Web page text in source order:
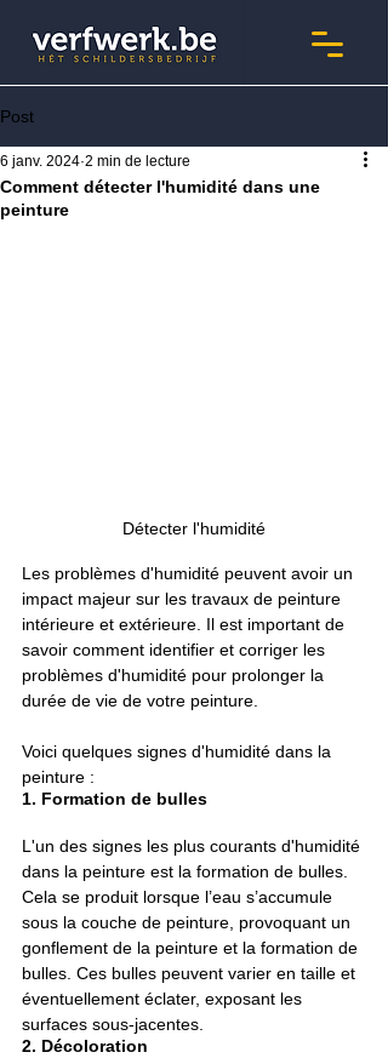
Post
Comment détecter l'humidité dans une
peinture
6 janv. 2024 2 min de lecture
Détecter l'humidité
Les problèmes d'humidité peuvent avoir un
impact majeur sur les travaux de peinture
intérieure et extérieure. Il est important de
savoir comment identifier et corriger les
problèmes d'humidité pour prolonger la
durée de vie de votre peinture.
Voici quelques signes d'humidité dans la
peinture :
1. Formation de bulles
L'un des signes les plus courants d'humidité
dans la peinture est la formation de bulles.
Cela se produit lorsque l’eau s’accumule
sous la couche de peinture, provoquant un
gonflement de la peinture et la formation de
bulles. Ces bulles peuvent varier en taille et
éventuellement éclater, exposant les
surfaces sous-jacentes.
2. Décoloration